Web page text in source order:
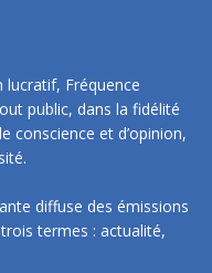
Fréquence
public, dans la fidélité
conscience et d’opinion,
diffuse des émissions
termes : actualité,